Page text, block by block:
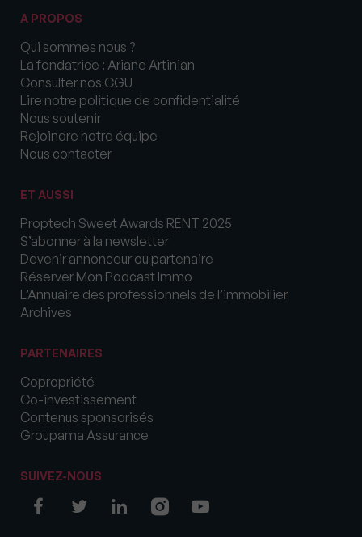
A PROPOS
Qui sommes nous ?
La fondatrice : Ariane Artinian
Consulter nos CGU
Lire notre politique de confidentialité
Nous soutenir
Rejoindre notre équipe
Nous contacter
ET AUSSI
Proptech Sweet Awards RENT 2025
S’abonner à la newsletter
Devenir annonceur ou partenaire
Réserver Mon Podcast Immo
L’Annuaire des professionnels de l’immobilier
Archives
PARTENAIRES
Copropriété
Co-investissement
Contenus sponsorisés
Groupama Assurance
SUIVEZ-NOUS